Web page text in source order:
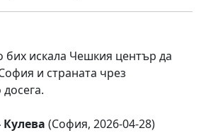
искала Чешкия център да
и страната чрез
(София, 2026-04-28)